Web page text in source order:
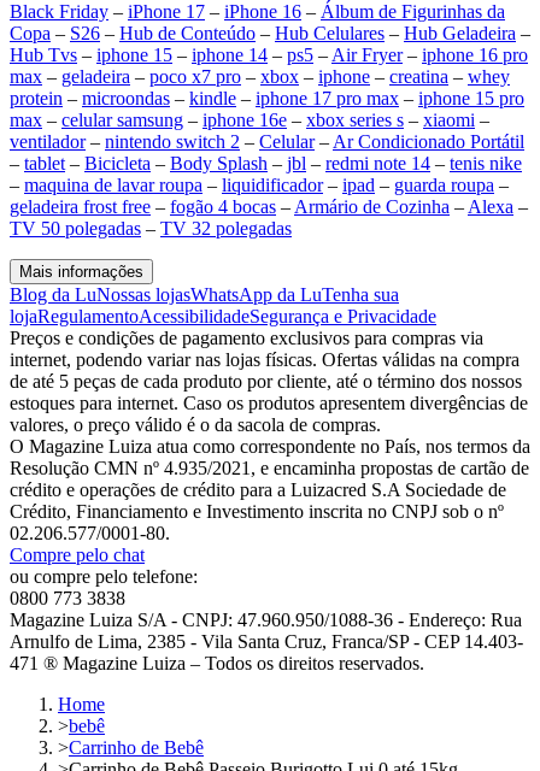
Black Friday – iPhone 17 – iPhone 16 – Álbum de Figurinhas da
Copa – S26 – Hub de Conteúdo – Hub Celulares – Hub Geladeira –
Hub Tvs – iphone 15 – iphone 14 – ps5 – Air Fryer– iphone 16 pro
max – geladeira – poco x7 pro – xbox – iphone – creatina – whey
protein – microondas – kindle – iphone 17 pro max – iphone 15 pro
max – celular samsung – iphone 16e – xbox series s – xiaomi –
ventilador– nintendo switch 2 – Celular– Ar Condicionado Portátil
– tablet – Bicicleta – Body Splash – jbl – redmi note 14 – tenis nike
– maquina de lavar roupa – liquidificador– ipad – guarda roupa –
geladeira frost free – fogão 4 bocas – Armário de Cozinha – Alexa –
TV 50 polegadas – TV 32 polegadas
Mais informações
Blog da LuNossas lojasWhatsApp da LuTenha sua
lojaRegulamentoAcessibilidadeSegurança e Privacidade
Preços e condições de pagamento exclusivos para compras via
internet, podendo variar nas lojas físicas. Ofertas válidas na compra
de até 5 peças de cada produto por cliente, até o término dos nossos
estoques para internet. Caso os produtos apresentem divergências de
valores, o preço válido é o da sacola de compras.
O Magazine Luiza atua como correspondente no País, nos termos da
Resolução CMN nº 4.935/2021, e encaminha propostas de cartão de
crédito e operações de crédito para a Luizacred S.A Sociedade de
Crédito, Financiamento e Investimento inscrita no CNPJ sob o nº
02.206.577/0001-80.
Compre pelo chat
ou compre pelo telefone:
0800 773 3838
Magazine Luiza S/A - CNPJ: 47.960.950/1088-36 - Endereço: Rua
Arnulfo de Lima, 2385 - Vila Santa Cruz, Franca/SP - CEP 14.403-
471 ® Magazine Luiza – Todos os direitos reservados.
Home
>bebê
>Carrinho de Bebê